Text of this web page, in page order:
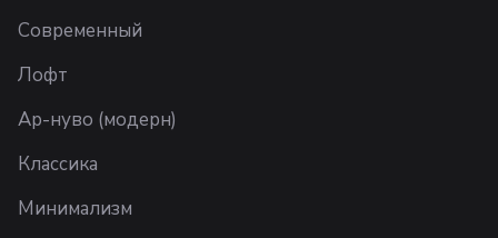
Современный
Лофт
Ар-нуво (модерн)
Классика
Минимализм